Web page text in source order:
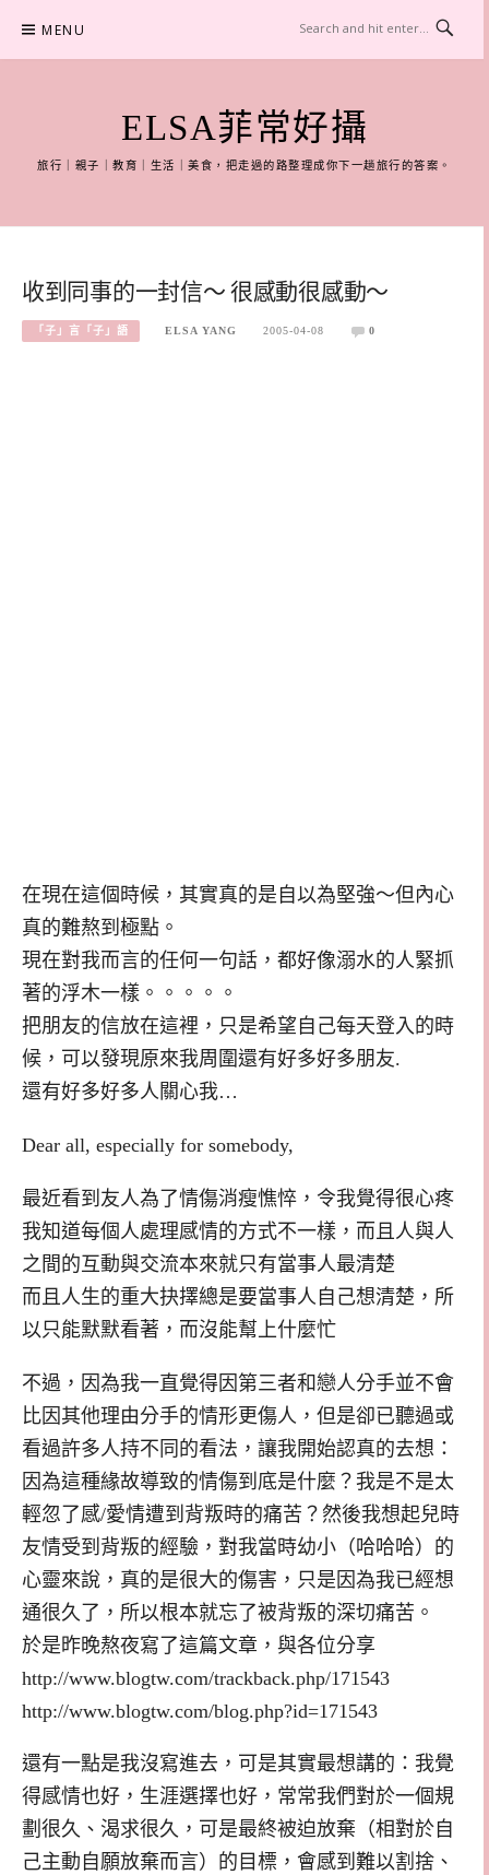
content
MENU
ELSA菲常好攝
旅行｜親子｜教育｜生活｜美食，把走過的路整理成你下一趟旅行的答案。
收到同事的一封信～ 很感動很感動～
「子」言「子」語 ELSA YANG 2005-04-08 0
在現在這個時候，其實真的是自以為堅強～但內心
真的難熬到極點。
現在對我而言的任何一句話，都好像溺水的人緊抓
著的浮木一樣。。。。。
把朋友的信放在這裡，只是希望自己每天登入的時
候，可以發現原來我周圍還有好多好多朋友.
還有好多好多人關心我…
Dear all, especially for somebody,
最近看到友人為了情傷消瘦憔悴，令我覺得很心疼
我知道每個人處理感情的方式不一樣，而且人與人
之間的互動與交流本來就只有當事人最清楚
而且人生的重大抉擇總是要當事人自己想清楚，所
以只能默默看著，而沒能幫上什麼忙
不過，因為我一直覺得因第三者和戀人分手並不會
比因其他理由分手的情形更傷人，但是卻已聽過或
看過許多人持不同的看法，讓我開始認真的去想：
因為這種緣故導致的情傷到底是什麼？我是不是太
輕忽了感/愛情遭到背叛時的痛苦？然後我想起兒時
友情受到背叛的經驗，對我當時幼小（哈哈哈）的
心靈來說，真的是很大的傷害，只是因為我已經想
通很久了，所以根本就忘了被背叛的深切痛苦。
於是昨晚熬夜寫了這篇文章，與各位分享
http://www.blogtw.com/trackback.php/171543
http://www.blogtw.com/blog.php?id=171543
還有一點是我沒寫進去，可是其實最想講的：我覺
得感情也好，生涯選擇也好，常常我們對於一個規
劃很久、渴求很久，可是最終被迫放棄（相對於自
己主動自願放棄而言）的目標，會感到難以割捨、